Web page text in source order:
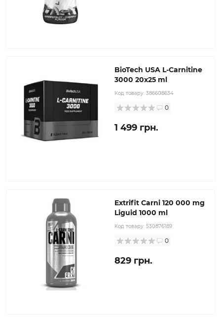
BioTech USA L-Carnitine
3000 20х25 ml
Код товару: 386608634
0
1 499 грн.
Extrifit Carni 120 000 mg
Liguid 1000 ml
Код товару: 530876189
0
829 грн.